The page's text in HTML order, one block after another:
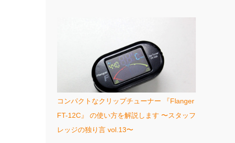
コンパクトなクリップチューナー 『Flanger
FT-12C』 の使い方を解説します 〜スタッフ
レッジの独り言 vol.13〜